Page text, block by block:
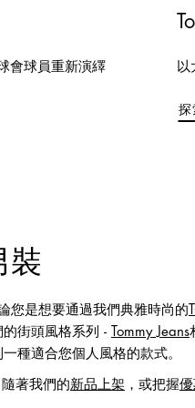
會球員重新演繹
以
探
裝
您是想要通過我們典雅時尚的
街頭風格系列 -
Tommy Jeans
一種適合您個人風格的款式。
著我們的新品上架 ，或把握